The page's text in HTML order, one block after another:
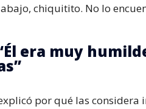
chiquitito. No lo
era muy
por qué las considera